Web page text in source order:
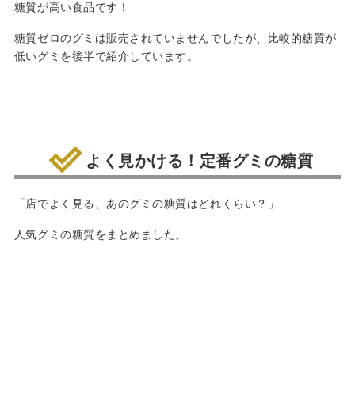
糖質が高い食品です！
糖質ゼロのグミは販売されていませんでしたが、比較的糖質が
低いグミを後半で紹介しています。
よく見かける！定番グミの糖質
「店でよく見る、あのグミの糖質はどれくらい？」
人気グミの糖質をまとめました。